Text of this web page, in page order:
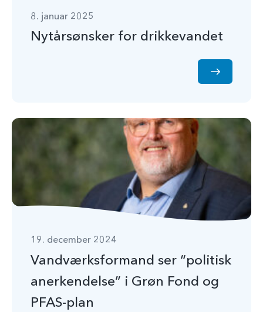
8. januar 2025
Nytårsønsker for drikkevandet
19. december 2024
Vandværksformand ser “politisk
anerkendelse” i Grøn Fond og
PFAS-plan